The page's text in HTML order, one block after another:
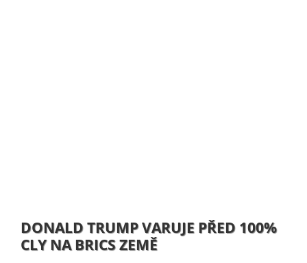
DONALD TRUMP VARUJE PŘED 100%
CLY NA BRICS ZEMĚ